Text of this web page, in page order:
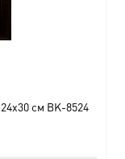
см BK-8524